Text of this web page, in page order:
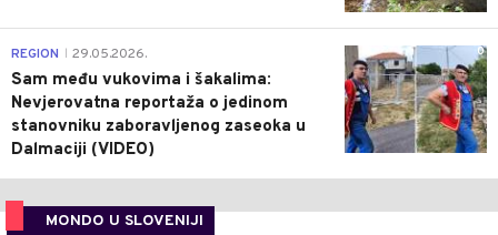
0
REGION 29.05.2026.
Sam među vukovima i šakalima:
Nevjerovatna reportaža o jedinom
stanovniku zaboravljenog zaseoka u
Dalmaciji (VIDEO)
MONDO U SLOVENIJI